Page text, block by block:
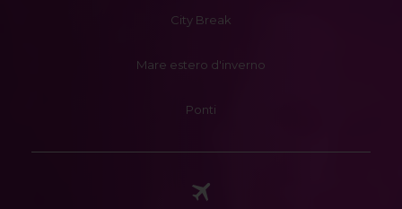
City Break
Mare estero d'inverno
Ponti